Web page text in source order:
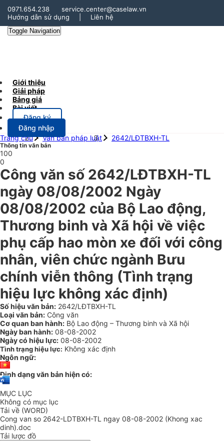
0971.654.238
service.center@caselaw.vn
Hướng dẫn sử dụng
Liên hệ
Toggle Navigation
Giới thiệu
Giải pháp
Bảng giá
Bài viết
Đăng ký
Đăng nhập
Trang chủ
Văn bản pháp luật 2642/LĐTBXH-TL
Thông tin văn bản
100
0
Công văn số 2642/LĐTBXH-TL
ngày 08/08/2002 Ngày
08/08/2002 của Bộ Lao động,
Thương binh và Xã hội về việc
phụ cấp hao mòn xe đối với công
nhân, viên chức ngành Bưu
chính viễn thông (Tình trạng
hiệu lực không xác định)
Số hiệu văn bản: 2642/LĐTBXH-TL
Loại văn bản: Công văn
Cơ quan ban hành: Bộ Lao động – Thương binh và Xã hội
Ngày ban hành: 08-08-2002
Ngày có hiệu lực: 08-08-2002
Tình trạng hiệu lực: Không xác định
Ngôn ngữ:
Định dạng văn bản hiện có:
MỤC LỤC
Không có mục lục
Tải về (WORD)
Cong van so 2642-LDTBXH-TL ngay 08-08-2002 (Khong xac
dinh).doc
Tải lược đồ